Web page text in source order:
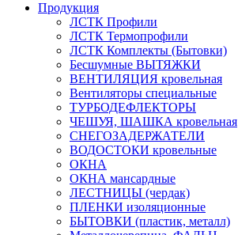
Продукция
ЛСТК Профили
ЛСТК Термопрофили
ЛСТК Комплекты (Бытовки)
Бесшумные ВЫТЯЖКИ
ВЕНТИЛЯЦИЯ кровельная
Вентиляторы специальные
ТУРБОДЕФЛЕКТОРЫ
ЧЕШУЯ, ШАШКА кровельная
СНЕГОЗАДЕРЖАТЕЛИ
ВОДОСТОКИ кровельные
ОКНА
ОКНА мансардные
ЛЕСТНИЦЫ (чердак)
ПЛЕНКИ изоляционные
БЫТОВКИ (пластик, металл)